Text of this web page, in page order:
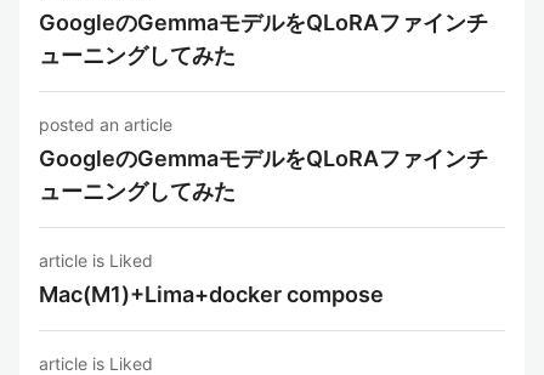
GoogleのGemmaモデルをQLoRAファインチ
ューニングしてみた
posted an article
GoogleのGemmaモデルをQLoRAファインチ
ューニングしてみた
article is Liked
Mac(M1)+Lima+docker compose
article is Liked